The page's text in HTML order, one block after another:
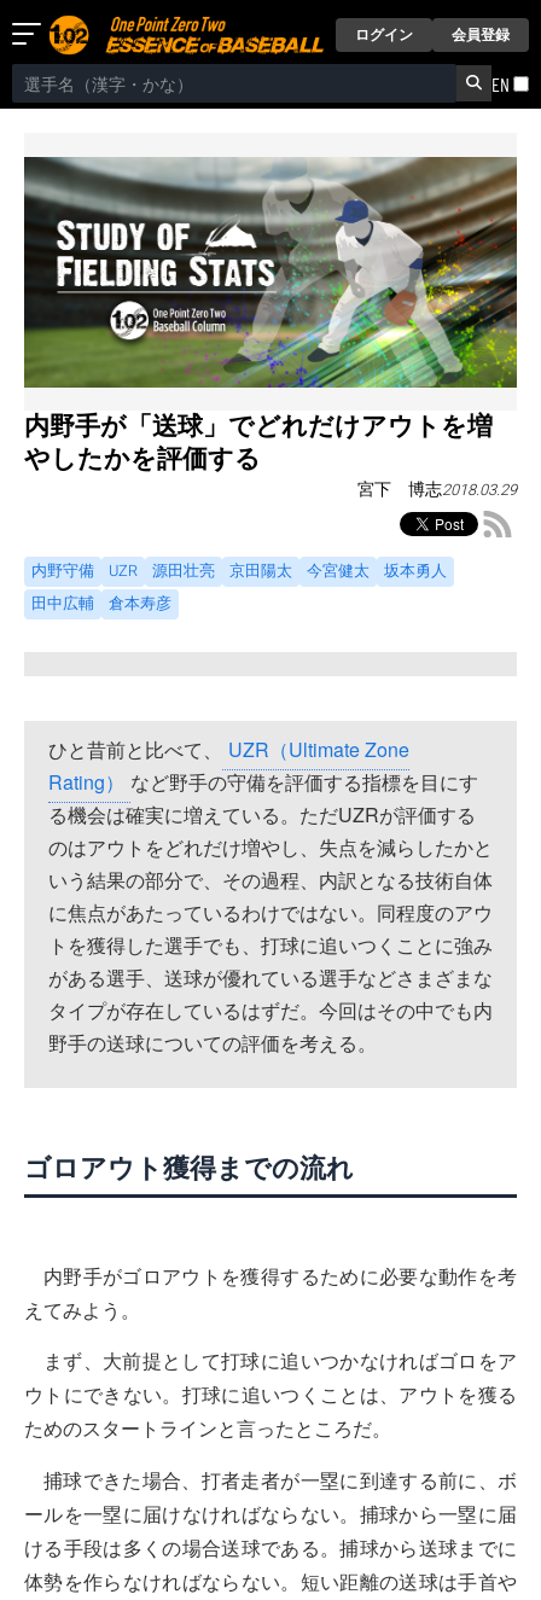
ログイン 会員登録
EN
内野手が「送球」でどれだけアウトを増
やしたかを評価する
宮下 博志2018.03.29
内野守備 UZR 源田壮亮 京田陽太 今宮健太
坂本勇人
田中広輔
倉本寿彦
ひと昔前と比べて、
UZR（Ultimate Zone
Rating）
など野手の守備を評価する指標を目にす
る機会は確実に増えている。ただUZRが評価する
のはアウトをどれだけ増やし、失点を減らしたかと
いう結果の部分で、その過程、内訳となる技術自体
に焦点があたっているわけではない。同程度のアウ
トを獲得した選手でも、打球に追いつくことに強み
がある選手、送球が優れている選手などさまざまな
タイプが存在しているはずだ。今回はその中でも内
野手の送球についての評価を考える。
ゴロアウト獲得までの流れ
内野手がゴロアウトを獲得するために必要な動作を考
えてみよう。
まず、大前提として打球に追いつかなければゴロをア
ウトにできない。打球に追いつくことは、アウトを獲る
ためのスタートラインと言ったところだ。
捕球できた場合、打者走者が一塁に到達する前に、ボ
ールを一塁に届けなければならない。捕球から一塁に届
ける手段は多くの場合送球である。捕球から送球までに
体勢を作らなければならない。短い距離の送球は手首や